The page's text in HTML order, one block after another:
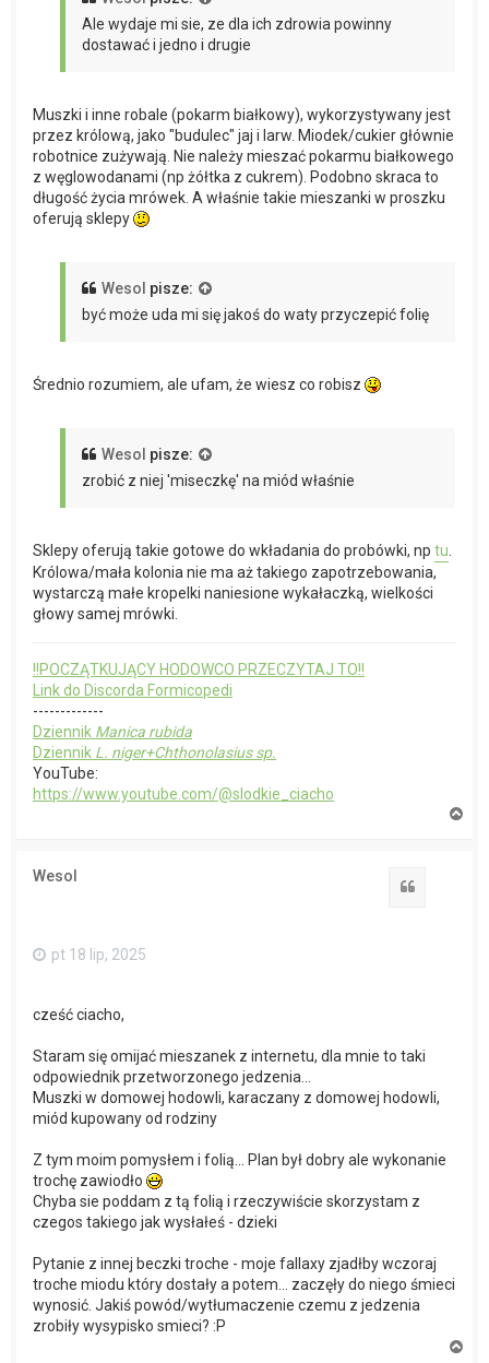
Ale wydaje mi sie, ze dla ich zdrowia powinny
dostawać i jedno i drugie
Muszki i inne robale (pokarm białkowy), wykorzystywany jest
przez królową, jako "budulec" jaj i larw. Miodek/cukier głównie
robotnice zużywają. Nie należy mieszać pokarmu białkowego
z węglowodanami (np żółtka z cukrem). Podobno skraca to
długość życia mrówek. A właśnie takie mieszanki w proszku
oferują sklepy
Wesol pisze:
być może uda mi się jakoś do waty przyczepić folię
Średnio rozumiem, ale ufam, że wiesz co robisz
Wesol pisze:
zrobić z niej 'miseczkę' na miód właśnie
Sklepy oferują takie gotowe do wkładania do probówki, np tu
Królowa/mała kolonia nie ma aż takiego zapotrzebowania,
wystarczą małe kropelki naniesione wykałaczką, wielkości
głowy samej mrówki.
!!POCZĄTKUJĄCY HODOWCO PRZECZYTAJ TO!!
Link do Discorda Formicopedi
-------------
Dziennik Manica rubida
Dziennik L. niger+Chthonolasius sp.
YouTube:
https://www.youtube.com/@slodkie_ciacho
Wesol
pt 18 lip, 2025
cześć ciacho,
Staram się omijać mieszanek z internetu, dla mnie to taki
odpowiednik przetworzonego jedzenia...
Muszki w domowej hodowli, karaczany z domowej hodowli,
miód kupowany od rodziny
Z tym moim pomysłem i folią... Plan był dobry ale wykonanie
trochę zawiodło
Chyba sie poddam z tą folią i rzeczywiście skorzystam z
czegos takiego jak wysłałeś - dzieki
Pytanie z innej beczki troche - moje fallaxy zjadłby wczoraj
troche miodu który dostały a potem... zaczęły do niego śmieci
wynosić. Jakiś powód/wytłumaczenie czemu z jedzenia
zrobiły wysypisko smieci? :P